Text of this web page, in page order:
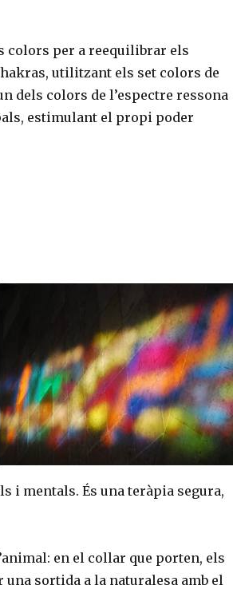
colors per a reequilibrar els
utilitzant els set colors de
dels colors de l’espectre ressona
estimulant el propi poder
i mentals. És una teràpia segura,
en el collar que porten, els
sortida a la naturalesa amb el